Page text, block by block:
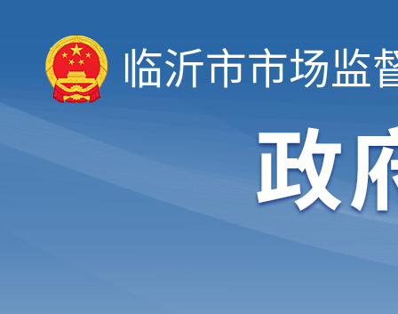
临沂市市场监